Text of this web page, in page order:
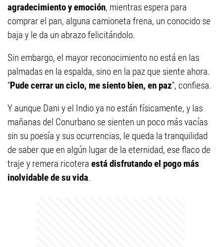
agradecimiento y emoción, mientras espera para
comprar el pan, alguna camioneta frena, un conocido se
baja y le da un abrazo felicitándolo.
Sin embargo, el mayor reconocimiento no está en las
palmadas en la espalda, sino en la paz que siente ahora.
“Pude cerrar un ciclo, me siento bien, en paz”, confiesa.
Y aunque Dani y el Indio ya no están físicamente, y las
mañanas del Conurbano se sienten un poco más vacías
sin su poesía y sus ocurrencias, le queda la tranquilidad
de saber que en algún lugar de la eternidad, ese flaco de
traje y remera ricotera está disfrutando el pogo más
inolvidable de su vida.